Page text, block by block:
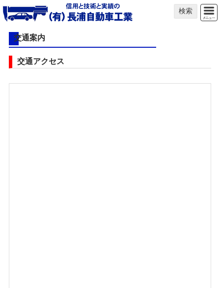
検索
交通案内
交通アクセス